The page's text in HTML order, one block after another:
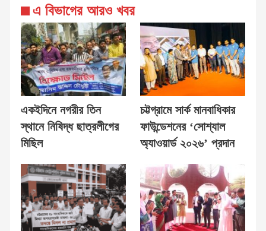
এ বিভাগের আরও খবর
একইদিনে নগরীর তিন
স্থানে নিষিদ্ধ ছাত্রলীগের
মিছিল
চট্টগ্রামে সার্ক মানবাধিকার
ফাউন্ডেশনের ‘সোশ্যাল
অ্যাওয়ার্ড ২০২৬’ প্রদান